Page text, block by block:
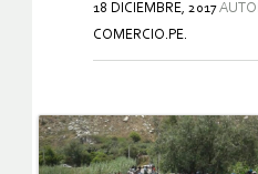
18 DICIEMBRE, 2017
COMERCIO.PE.